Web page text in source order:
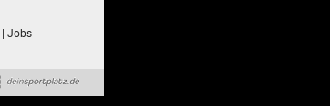
| Jobs